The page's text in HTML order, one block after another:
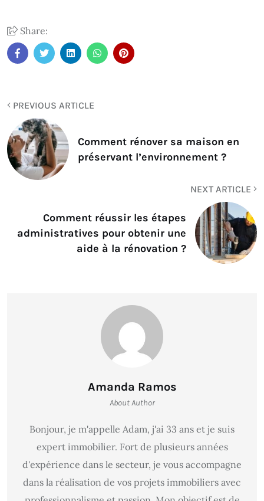
Share:
PREVIOUS ARTICLE
Comment rénover sa maison en
préservant l’environnement ?
NEXT ARTICLE
Comment réussir les étapes
administratives pour obtenir une
aide à la rénovation ?
Amanda Ramos
About Author
Bonjour, je m'appelle Adam, j'ai 33 ans et je suis
expert immobilier. Fort de plusieurs années
d'expérience dans le secteur, je vous accompagne
dans la réalisation de vos projets immobiliers avec